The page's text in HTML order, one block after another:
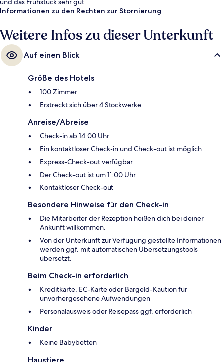
und das Frühstück sehr gut.
Informationen zu den Rechten zur Stornierung
Weitere Infos zu dieser Unterkunft
Auf einen Blick
Größe des Hotels
100 Zimmer
Erstreckt sich über 4 Stockwerke
Anreise/Abreise
Check-in ab 14:00 Uhr
Ein kontaktloser Check-in und Check-out ist möglich
Express-Check-out verfügbar
Der Check-out ist um 11:00 Uhr
Kontaktloser Check-out
Besondere Hinweise für den Check-in
Die Mitarbeiter der Rezeption heißen dich bei deiner
Ankunft willkommen.
Von der Unterkunft zur Verfügung gestellte Informationen
werden ggf. mit automatischen Übersetzungstools
übersetzt.
Beim Check-in erforderlich
Kreditkarte, EC-Karte oder Bargeld-Kaution für
unvorhergesehene Aufwendungen
Personalausweis oder Reisepass ggf. erforderlich
Kinder
Keine Babybetten
Haustiere